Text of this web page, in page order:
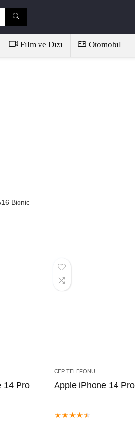
Film ve Dizi Otomobil
Bionic
14 Pro
CEP TELEFONU
Apple iPhone 14 Pro
★★★★★